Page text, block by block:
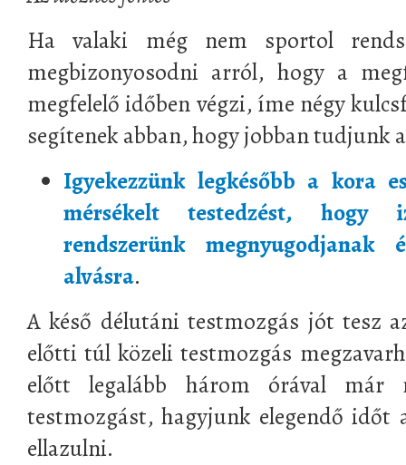
Ha valaki még nem sportol
megbizonyosodni arról, hogy a
megfelelő időben végzi, íme négy
segítenek abban, hogy jobban tudjunk
Igyekezzünk legkésőbb a kora
mérsékelt testedzést, hogy
rendszerünk megnyugodjanak
alvásra.
A késő délutáni testmozgás jót tesz
előtti túl közeli testmozgás
előtt legalább három órával már
testmozgást, hagyjunk elegendő időt
ellazulni.